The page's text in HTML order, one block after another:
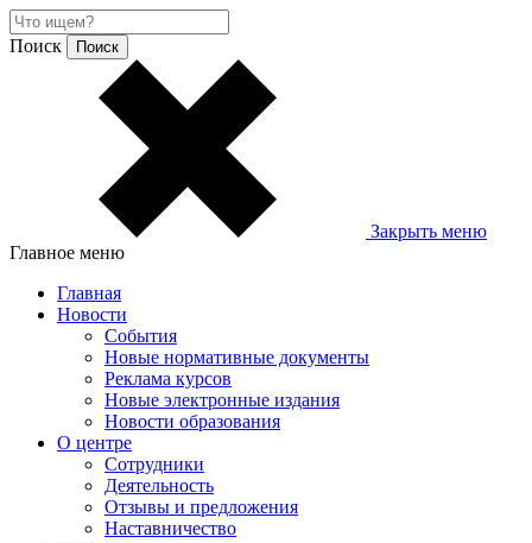
Поиск
Закрыть меню
Главное меню
Главная
Новости
События
Новые нормативные документы
Реклама курсов
Новые электронные издания
Новости образования
О центре
Сотрудники
Деятельность
Отзывы и предложения
Наставничество